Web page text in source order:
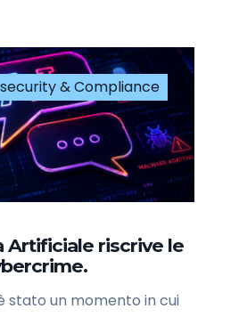
& Compliance
Artificiale riscrive le
stato un momento in cui